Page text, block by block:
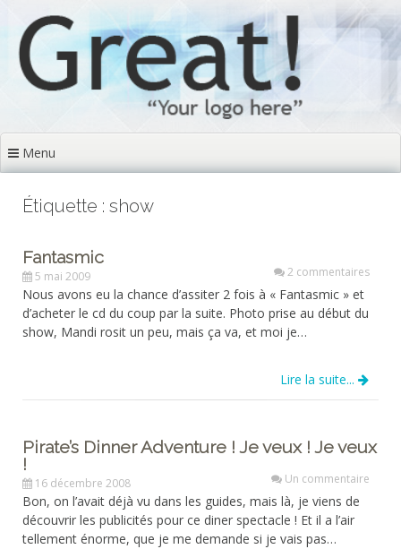
contenu
principal
Menu
Étiquette : show
Fantasmic
5 mai 2009 2 commentaires
Nous avons eu la chance d’assiter 2 fois à « Fantasmic » et
d’acheter le cd du coup par la suite. Photo prise au début du
show, Mandi rosit un peu, mais ça va, et moi je…
Lire la suite...
Pirate’s Dinner Adventure ! Je veux ! Je veux
!
16 décembre 2008 Un commentaire
Bon, on l’avait déjà vu dans les guides, mais là, je viens de
découvrir les publicités pour ce diner spectacle ! Et il a l’air
tellement énorme, que je me demande si je vais pas…